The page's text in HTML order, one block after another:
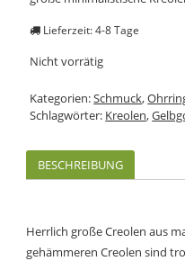
Lieferzeit: 4-8 Tage
Nicht vorrätig
Kategorien:Schmuck,
Schlagwörter: Kreolen,
BESCHREIBUNG
Herrlich große Creolen aus
gehämmeren Creolen sind